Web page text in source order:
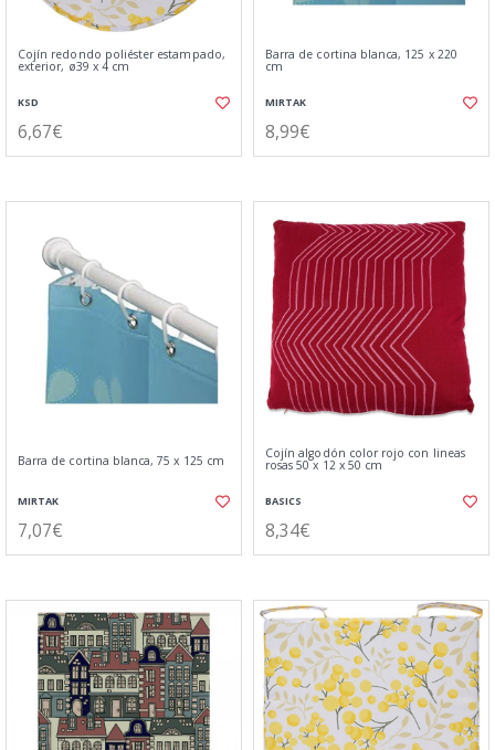
Cojín redondo poliéster estampado,
exterior, ø39 x 4 cm
KSD
6,67€
Barra de cortina blanca, 125 x 220
cm
MIRTAK
8,99€
Barra de cortina blanca, 75 x 125 cm
MIRTAK
7,07€
Cojín algodón color rojo con lineas
rosas 50 x 12 x 50 cm
BASICS
8,34€